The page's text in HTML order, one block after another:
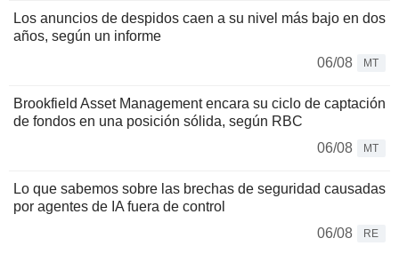
Los anuncios de despidos caen a su nivel más bajo en dos
años, según un informe
06/08
MT
Brookfield Asset Management encara su ciclo de captación
de fondos en una posición sólida, según RBC
06/08
MT
Lo que sabemos sobre las brechas de seguridad causadas
por agentes de IA fuera de control
06/08
RE